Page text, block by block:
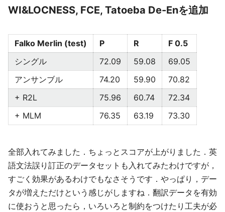
WI&LOCNESS, FCE, Tatoeba De-Enを追加
Falko Merlin (test) P R
F 0.5
シングル
72.09 59.08
69.05
アンサンブル
74.20 59.90
70.82
+ R2L
75.96 60.74
72.34
+ MLM
76.35 63.19 73.30
全部入れてみました．ちょっとスコアが上がりました．英
語文法誤り訂正のデータセットも入れてみたわけですが，
すごく効果があるわけでもなさそうです．やっぱり，デー
タが増えただけという感じがしますね．翻訳データを有効
に使おうと思ったら，いろいろと制約をつけたり工夫が必